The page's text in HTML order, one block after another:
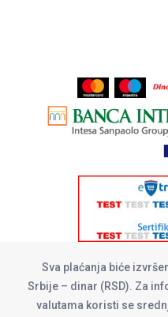
Sva plaćanja biće
Srbije – dinar (RSD). Za
valutama koristi se